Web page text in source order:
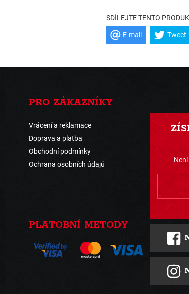
SDÍLEJTE TENTO
E-mail Tweet
PRO ZÁKAZNÍKY
Vrácení a reklamace
Doprava a platba
Obchodní podmínky
Ochrana osobních údajů
PLATOBNÍ METODY